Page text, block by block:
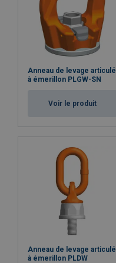
Anneau de levage articulé
à émerillon PLGW-SN
Voir le produit
Anneau de levage articulé
à émerillon PLDW